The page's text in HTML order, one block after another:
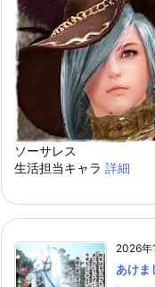
ソーサレス
生活担当キャラ 詳細
2026年
あけま